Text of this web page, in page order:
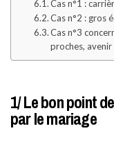
Cas n°1 :
Cas n°2 : gros
Cas n°3
proches,
1/ Le bon point
par le mariage